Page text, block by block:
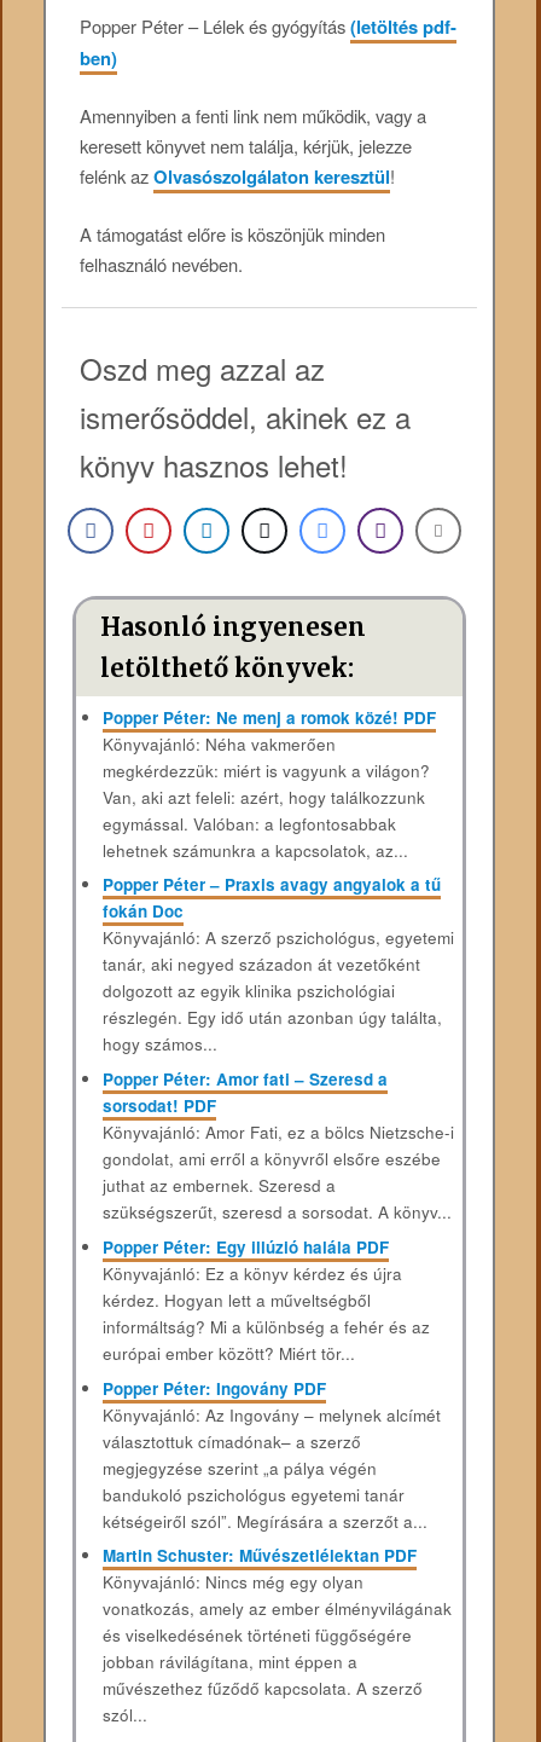
Popper Péter – Lélek és gyógyítás(letöltés pdf-
ben)
Amennyiben a fenti link nem működik, vagy a
keresett könyvet nem találja, kérjük, jelezze
felénk azOlvasószolgálaton keresztül!
A támogatást előre is köszönjük minden
felhasználó nevében.
Oszd meg azzal az
ismerősöddel, akinek ez a
könyv hasznos lehet!
Hasonló ingyenesen
letölthető könyvek:
Popper Péter: Ne menj a romok közé! PDF
Könyvajánló: Néha vakmerően
megkérdezzük: miért is vagyunk a világon?
Van, aki azt feleli: azért, hogy találkozzunk
egymással. Valóban: a legfontosabbak
lehetnek számunkra a kapcsolatok, az...
Popper Péter – Praxis avagy angyalok a tű
fokán Doc
Könyvajánló: A szerző pszichológus, egyetemi
tanár, aki negyed századon át vezetőként
dolgozott az egyik klinika pszichológiai
részlegén. Egy idő után azonban úgy találta,
hogy számos...
Popper Péter: Amor fati – Szeresd a
sorsodat! PDF
Könyvajánló: Amor ​​Fati, ez a bölcs Nietzsche-i
gondolat, ami erről a könyvről elsőre eszébe
juthat az embernek. Szeresd a
szükségszerűt, szeresd a sorsodat. A könyv...
Popper Péter: Egy illúzió halála PDF
Könyvajánló: Ez a könyv kérdez és újra
kérdez. Hogyan lett a műveltségből
informáltság? Mi a különbség a fehér és az
európai ember között? Miért tör...
Popper Péter: Ingovány PDF
Könyvajánló: Az ​Ingovány – melynek alcímét
választottuk címadónak– a szerző
megjegyzése szerint „a pálya végén
bandukoló pszichológus egyetemi tanár
kétségeiről szól”. Megírására a szerzőt a...
Martin Schuster: Művészetlélektan PDF
Könyvajánló: Nincs még egy olyan
vonatkozás, amely az ember élményvilágának
és viselkedésének történeti függőségére
jobban rávilágítana, mint éppen a
művészethez fűződő kapcsolata. A szerző
szól...